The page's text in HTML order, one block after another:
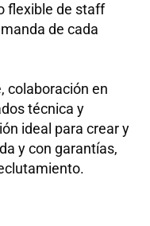
flexible de staff
de cada
colaboración en
técnica y
ideal para crear y
y con garantías,